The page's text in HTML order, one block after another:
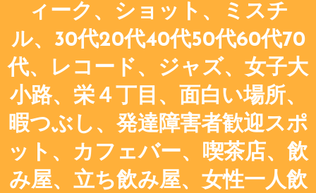
ィーク、ショット、ミスチ
ル、30代20代40代50代60代70
代、レコード、ジャズ、女子大
小路、栄４丁目、面白い場所、
暇つぶし、発達障害者歓迎スポ
ット、カフェバー、喫茶店、飲
み屋、立ち飲み屋、女性一人飲